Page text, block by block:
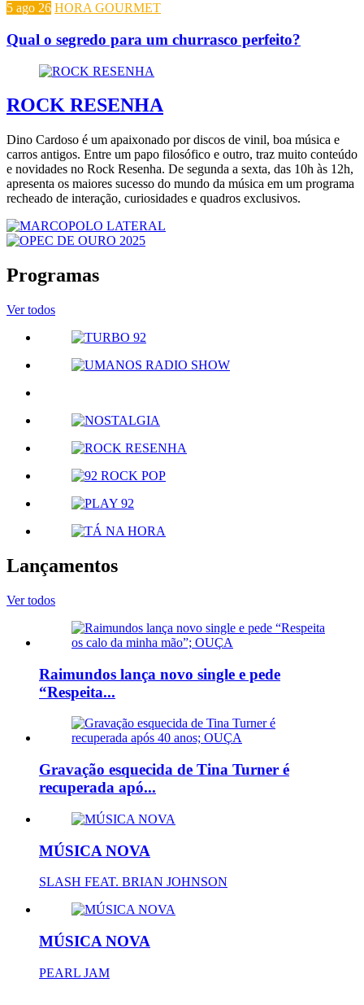
5 ago 26 HORA GOURMET
Qual o segredo para um churrasco perfeito?
ROCK RESENHA
Dino Cardoso é um apaixonado por discos de vinil, boa música e
carros antigos. Entre um papo filosófico e outro, traz muito conteúdo
e novidades no Rock Resenha. De segunda a sexta, das 10h às 12h,
apresenta os maiores sucesso do mundo da música em um programa
recheado de interação, curiosidades e quadros exclusivos.
Programas
Ver todos
Lançamentos
Ver todos
Raimundos lança novo single e pede
“Respeita...
Gravação esquecida de Tina Turner é
recuperada apó...
MÚSICA NOVA
SLASH FEAT. BRIAN JOHNSON
MÚSICA NOVA
PEARL JAM